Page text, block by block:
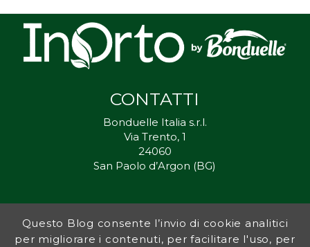
CONTATTI
Bonduelle Italia s.r.l.
Via Trento, 1
24060
San Paolo d’Argon (BG)
Inorto.org è dal 2011 il punto di riferimento per gli ortisti italiani, e
fornisce preziosi consigli sia ai più esperti che a nuovi interessati.
Questo Blog consente l’invio di cookie analitici
per migliorare i contenuti, per facilitare l'uso, per